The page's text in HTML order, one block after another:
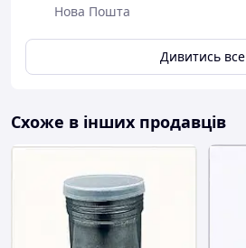
Нова Пошта
Дивитись все
Схоже в інших продавців